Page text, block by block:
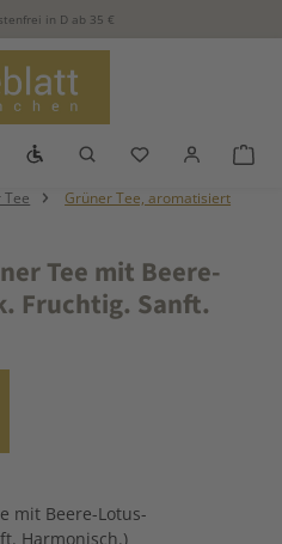
in D ab 35 €
Werkzeugleiste anzeigen
Du hast 0
Tee Grüner Tee, aromatisiert
Tee mit Beere-
Fruchtig. Sanft.